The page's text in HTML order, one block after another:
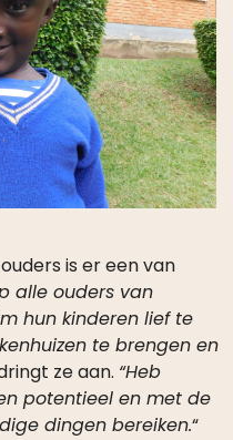
is er een van
alle ouders van
hun kinderen lief te
te brengen en
ze aan. “Heb
potentieel en met de
dingen bereiken.“